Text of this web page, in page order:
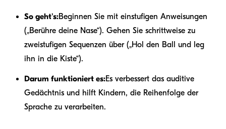
So geht's:Beginnen Sie mit einstufigen Anweisungen
(„Berühre deine Nase“). Gehen Sie schrittweise zu
zweistufigen Sequenzen über („Hol den Ball und leg
ihn in die Kiste“).
Darum funktioniert es:Es verbessert das auditive
Gedächtnis und hilft Kindern, die Reihenfolge der
Sprache zu verarbeiten.